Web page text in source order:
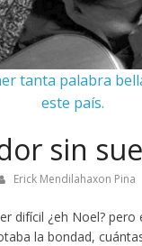
tanta palabra
este país.
sin
Erick Mendilahaxon Pina
difícil ¿eh Noel?
la bondad,